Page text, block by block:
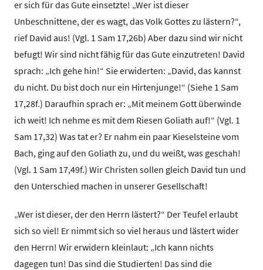
er sich für das Gute einsetzte! „Wer ist dieser
Unbeschnittene, der es wagt, das Volk Gottes zu lästern?“,
rief David aus! (Vgl. 1 Sam 17,26b) Aber dazu sind wir nicht
befugt! Wir sind nicht fähig für das Gute einzutreten! David
sprach: „Ich gehe hin!“ Sie erwiderten: „David, das kannst
du nicht. Du bist doch nur ein Hirtenjunge!“ (Siehe 1 Sam
17,28f.) Daraufhin sprach er: „Mit meinem Gott überwinde
ich weit! Ich nehme es mit dem Riesen Goliath auf!“ (Vgl. 1
Sam 17,32) Was tat er? Er nahm ein paar Kieselsteine vom
Bach, ging auf den Goliath zu, und du weißt, was geschah!
(Vgl. 1 Sam 17,49f.) Wir Christen sollen gleich David tun und
den Unterschied machen in unserer Gesellschaft!
„Wer ist dieser, der den Herrn lästert?“ Der Teufel erlaubt
sich so viel! Er nimmt sich so viel heraus und lästert wider
den Herrn! Wir erwidern kleinlaut: „Ich kann nichts
dagegen tun! Das sind die Studierten! Das sind die